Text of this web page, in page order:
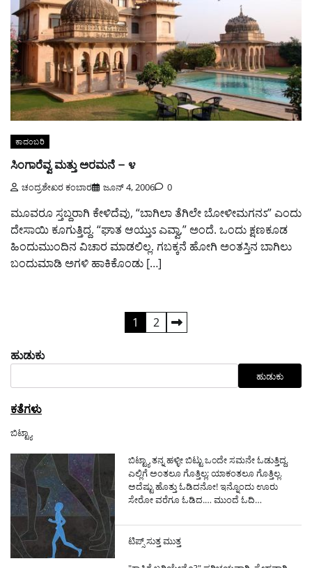
ಕಾದಂಬರಿ
ಸಿಂಗಾರೆವ್ವ ಮತ್ತು ಅರಮನೆ – ೪
ಚಂದ್ರಶೇಖರ ಕಂಬಾರ ಜೂನ್ 4, 2006 0
ಮೂವರೂ ಸ್ತಬ್ದರಾಗಿ ಕೇಳಿದೆವು, “ಬಾಗಿಲಾ ತೆಗಿಲೇ ಬೋಳೀಮಗನಽ” ಎಂದು
ದೇಸಾಯಿ ಕೂಗುತ್ತಿದ್ದ. “ಘಾತ ಆಯ್ತುಽ ಎವ್ವಾ,” ಅಂದೆ. ಒಂದು ಕ್ಷಣಕೂಡ
ಹಿಂದುಮುಂದಿನ ವಿಚಾರ ಮಾಡಲಿಲ್ಲ. ಗಬಕ್ಕನೆ ಹೋಗಿ ಅಂತಸ್ತಿನ ಬಾಗಿಲು
ಬಂದುಮಾಡಿ ಅಗಳಿ ಹಾಕಿಕೊಂಡು […]
ಪುಟ
1 2
ಹುಡುಕು
ಹುಡುಕು
ಕತೆಗಳು
ಬಿಟ್ಟ್ಯಾ
ಬಿಟ್ಟ್ಯಾ ತನ್ನ ಹಳ್ಳೀ ಬಿಟ್ಟು ಒ೦ದೇ ಸಮನೇ ಓಡುತ್ತಿದ್ದ.
ಎಲ್ಲಿಗೆ ಅಂತಲೂ ಗೊತ್ತಿಲ್ಲ; ಯಾಕಂತಲೂ ಗೊತ್ತಿಲ್ಲ.
ಅದೆಷ್ಟು ಹೊತ್ತು ಓಡಿದನೋ! ಇನ್ನೊಂದು ಊರು
ಸೇರೋ ವರೆಗೂ ಓಡಿದ.…ಮುಂದೆ ಓದಿ…
ಟಿಪ್ಸ್ ಸುತ್ತ ಮುತ್ತ